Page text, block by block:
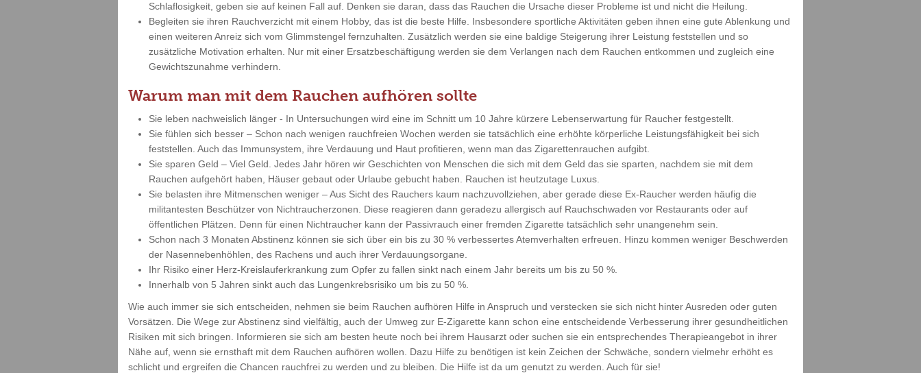
Schlaflosigkeit, geben sie auf keinen Fall auf. Denken sie daran, dass das Rauchen die Ursache dieser Probleme ist und nicht die Heilung.
Begleiten sie ihren Rauchverzicht mit einem Hobby, das ist die beste Hilfe. Insbesondere sportliche Aktivitäten geben ihnen eine gute Ablenkung und
einen weiteren Anreiz sich vom Glimmstengel fernzuhalten. Zusätzlich werden sie eine baldige Steigerung ihrer Leistung feststellen und so
zusätzliche Motivation erhalten. Nur mit einer Ersatzbeschäftigung werden sie dem Verlangen nach dem Rauchen entkommen und zugleich eine
Gewichtszunahme verhindern.
Warum man mit dem Rauchen aufhören sollte
Sie leben nachweislich länger - In Untersuchungen wird eine im Schnitt um 10 Jahre kürzere Lebenserwartung für Raucher festgestellt.
Sie fühlen sich besser – Schon nach wenigen rauchfreien Wochen werden sie tatsächlich eine erhöhte körperliche Leistungsfähigkeit bei sich
feststellen. Auch das Immunsystem, ihre Verdauung und Haut profitieren, wenn man das Zigarettenrauchen aufgibt.
Sie sparen Geld – Viel Geld. Jedes Jahr hören wir Geschichten von Menschen die sich mit dem Geld das sie sparten, nachdem sie mit dem
Rauchen aufgehört haben, Häuser gebaut oder Urlaube gebucht haben. Rauchen ist heutzutage Luxus.
Sie belasten ihre Mitmenschen weniger – Aus Sicht des Rauchers kaum nachzuvollziehen, aber gerade diese Ex-Raucher werden häufig die
militantesten Beschützer von Nichtraucherzonen. Diese reagieren dann geradezu allergisch auf Rauchschwaden vor Restaurants oder auf
öffentlichen Plätzen. Denn für einen Nichtraucher kann der Passivrauch einer fremden Zigarette tatsächlich sehr unangenehm sein.
Schon nach 3 Monaten Abstinenz können sie sich über ein bis zu 30 % verbessertes Atemverhalten erfreuen. Hinzu kommen weniger Beschwerden
der Nasennebenhöhlen, des Rachens und auch ihrer Verdauungsorgane.
Ihr Risiko einer Herz-Kreislauferkrankung zum Opfer zu fallen sinkt nach einem Jahr bereits um bis zu 50 %.
Innerhalb von 5 Jahren sinkt auch das Lungenkrebsrisiko um bis zu 50 %.
Wie auch immer sie sich entscheiden, nehmen sie beim Rauchen aufhören Hilfe in Anspruch und verstecken sie sich nicht hinter Ausreden oder guten
Vorsätzen. Die Wege zur Abstinenz sind vielfältig, auch der Umweg zur E-Zigarette kann schon eine entscheidende Verbesserung ihrer gesundheitlichen
Risiken mit sich bringen. Informieren sie sich am besten heute noch bei ihrem Hausarzt oder suchen sie ein entsprechendes Therapieangebot in ihrer
Nähe auf, wenn sie ernsthaft mit dem Rauchen aufhören wollen. Dazu Hilfe zu benötigen ist kein Zeichen der Schwäche, sondern vielmehr erhöht es
schlicht und ergreifen die Chancen rauchfrei zu werden und zu bleiben. Die Hilfe ist da um genutzt zu werden. Auch für sie!